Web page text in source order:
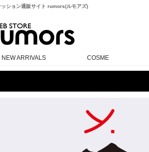
ッション通販サイト rumors(ルモアズ)
NEW ARRIVALS COSME